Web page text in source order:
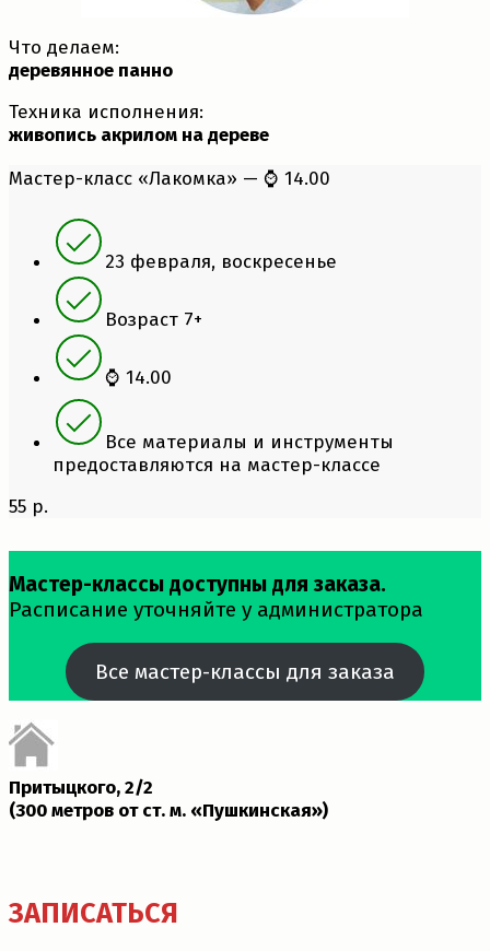
Что делаем:
деревянное панно
Техника исполнения:
живопись акрилом на дереве
Мастер-класс «Лакомка» — ⌚ 14.00
23 февраля, воскресенье
Возраст 7+
⌚ 14.00
Все материалы и инструменты
предоставляются на мастер-классе
55 р.
Мастер-классы доступны для заказа.
Расписание уточняйте у администратора
Все мастер-классы для заказа
Притыцкого, 2/2
(300 метров от ст. м. «Пушкинская»)­
ЗАПИСАТЬСЯ